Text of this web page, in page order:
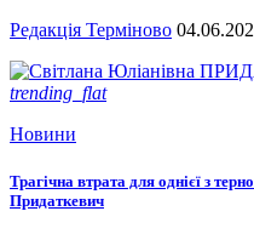
Редакція Терміново
trending_flat
Новини
Трагічна втрата для однієї з
Придаткевич